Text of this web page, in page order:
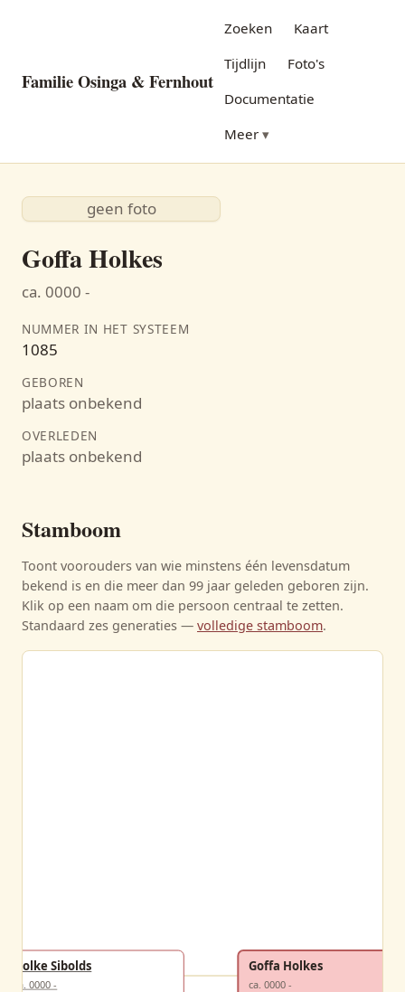
Familie Osinga & Fernhout
Zoeken
Kaart
Tijdlijn
Foto's
Documentatie
Meer
geen foto
Goffa Holkes
ca. 0000 -
NUMMER IN HET SYSTEEM
1085
GEBOREN
plaats onbekend
OVERLEDEN
plaats onbekend
Stamboom
Toont voorouders van wie minstens één levensdatum
bekend is en die meer dan 99 jaar geleden geboren zijn.
Klik op een naam om die persoon centraal te zetten.
Standaard zes generaties — volledige stamboom.
Holke Sibolds
ca. 0000 -
Goffa Holkes
ca. 0000 -